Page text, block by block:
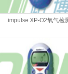
impulse XP-O2氧气检